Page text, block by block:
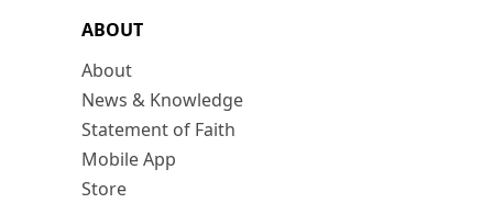
ABOUT
About
News & Knowledge
Statement of Faith
Mobile App
Store